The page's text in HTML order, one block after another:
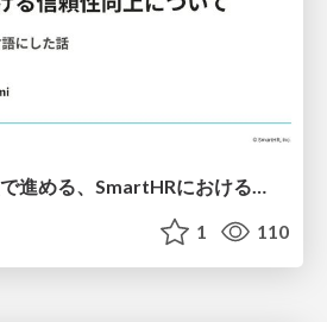
QAエンジニア起点で進める、SmartHRにおける信頼性向上について
1 110